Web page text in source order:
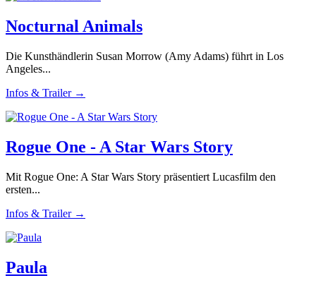
Nocturnal Animals
Die Kunsthändlerin Susan Morrow (Amy Adams) führt in Los
Angeles...
Infos & Trailer →
Rogue One - A Star Wars Story
Mit Rogue One: A Star Wars Story präsentiert Lucasfilm den
ersten...
Infos & Trailer →
Paula